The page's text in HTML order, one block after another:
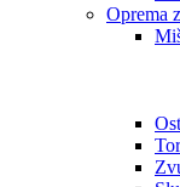
Oprema